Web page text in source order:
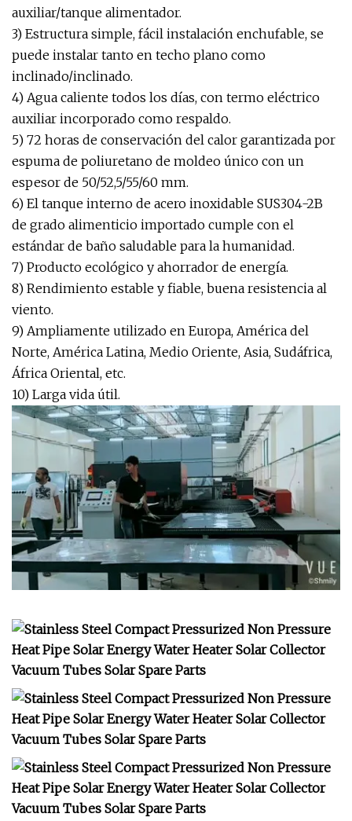
auxiliar/tanque alimentador.
3) Estructura simple, fácil instalación enchufable, se
puede instalar tanto en techo plano como
inclinado/inclinado.
4) Agua caliente todos los días, con termo eléctrico
auxiliar incorporado como respaldo.
5) 72 horas de conservación del calor garantizada por
espuma de poliuretano de moldeo único con un
espesor de 50/52,5/55/60 mm.
6) El tanque interno de acero inoxidable SUS304-2B
de grado alimenticio importado cumple con el
estándar de baño saludable para la humanidad.
7) Producto ecológico y ahorrador de energía.
8) Rendimiento estable y fiable, buena resistencia al
viento.
9) Ampliamente utilizado en Europa, América del
Norte, América Latina, Medio Oriente, Asia, Sudáfrica,
África Oriental, etc.
10) Larga vida útil.